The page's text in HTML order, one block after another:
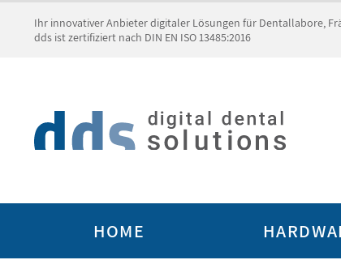
Ihr innovativer Anbieter digitaler Lösungen für Dentallabore,
dds ist zertifiziert nach DIN EN ISO 13485:2016
HOME